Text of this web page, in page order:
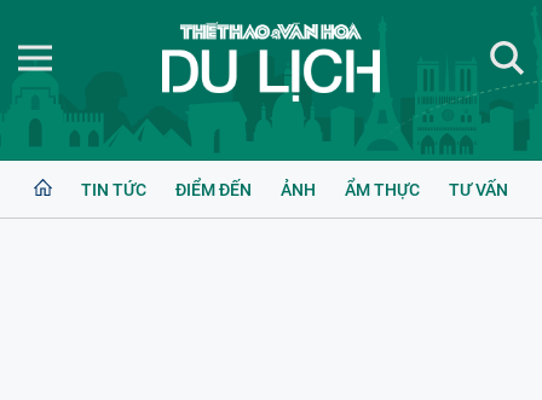
TIN TỨC ĐIỂM ĐẾN ẢNH ẨM THỰC TƯ VẤN